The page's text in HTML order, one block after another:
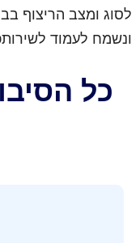
לסוג ומצב הריצוף
ונשמח לעמוד
כל